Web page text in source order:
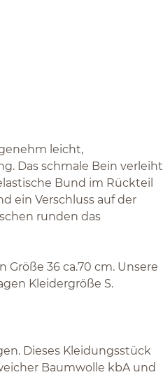
leicht,
Das schmale Bein verleiht
Bund im Rückteil
ein Verschluss auf der
runden das
36 ca.70 cm. Unsere
Kleidergröße S.
Dieses Kleidungsstück
Baumwolle kbA und